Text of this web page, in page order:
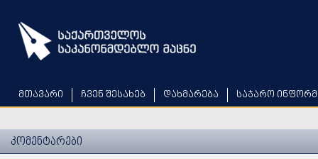
main
content
მთავარი ჩვენ შესახებ დახმარება საჯარო
კომენტარები